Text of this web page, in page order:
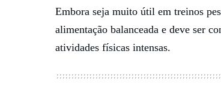
Embora seja muito útil em treinos
alimentação balanceada e deve ser
atividades físicas intensas.